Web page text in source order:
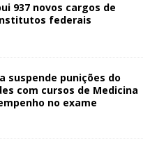
937 novos cargos de
federais
suspende punições do
com cursos de Medicina
no exame